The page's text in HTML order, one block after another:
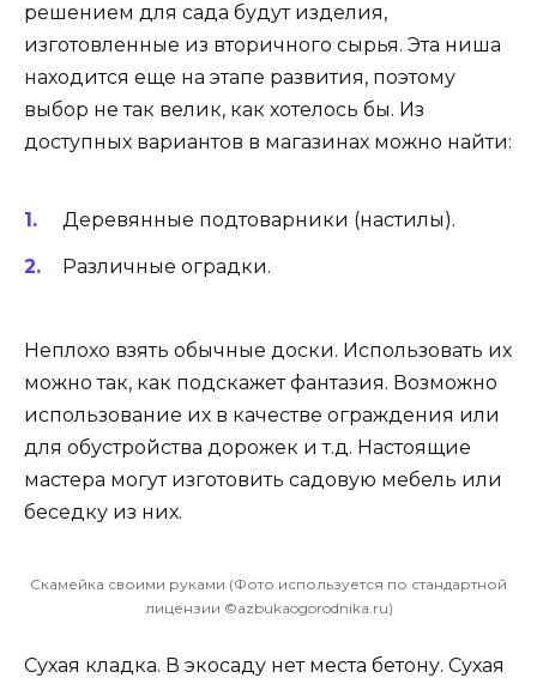
решением для сада будут изделия,
изготовленные из вторичного сырья. Эта ниша
находится еще на этапе развития, поэтому
выбор не так велик, как хотелось бы. Из
доступных вариантов в магазинах можно найти:
Деревянные подтоварники (настилы).
Различные оградки.
Неплохо взять обычные доски. Использовать их
можно так, как подскажет фантазия. Возможно
использование их в качестве ограждения или
для обустройства дорожек и т.д. Настоящие
мастера могут изготовить садовую мебель или
беседку из них.
Скамейка своими руками (Фото используется по стандартной
лицензии ©azbukaogorodnika.ru)
Сухая кладка. В экосаду нет места бетону. Сухая